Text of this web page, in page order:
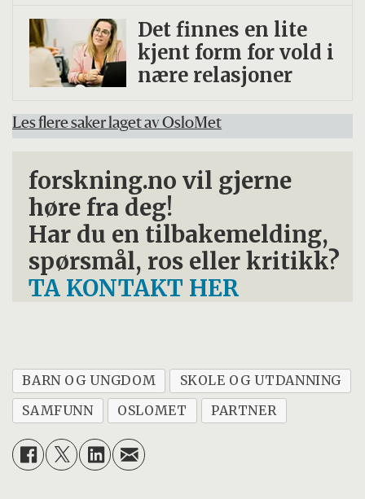
Det finnes en lite
kjent form for vold i
nære relasjoner
Les flere saker laget av OsloMet
forskning.no vil gjerne
høre fra deg!
Har du en tilbakemelding,
spørsmål, ros eller kritikk?
TA KONTAKT HER
BARN OG UNGDOM
SKOLE OG UTDANNING
SAMFUNN
OSLOMET PARTNER